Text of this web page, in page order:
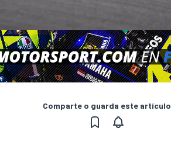
Comparte o guarda este artículo